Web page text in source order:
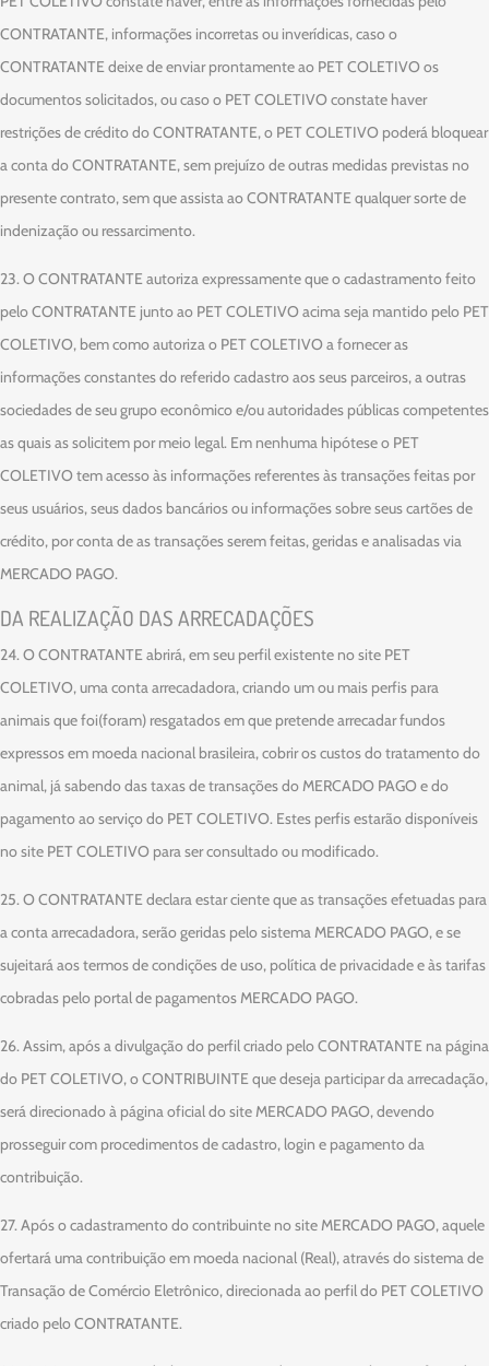
CONTRATANTE, informações incorretas ou inverídicas, caso o
CONTRATANTE deixe de enviar prontamente ao PET COLETIVO os
documentos solicitados, ou caso o PET COLETIVO constate haver
restrições de crédito do CONTRATANTE, o PET COLETIVO poderá bloquear
a conta do CONTRATANTE, sem prejuízo de outras medidas previstas no
presente contrato, sem que assista ao CONTRATANTE qualquer sorte de
indenização ou ressarcimento.
23. O CONTRATANTE autoriza expressamente que o cadastramento feito
pelo CONTRATANTE junto ao PET COLETIVO acima seja mantido pelo PET
COLETIVO, bem como autoriza o PET COLETIVO a fornecer as
informações constantes do referido cadastro aos seus parceiros, a outras
sociedades de seu grupo econômico e/ou autoridades públicas competentes
as quais as solicitem por meio legal. Em nenhuma hipótese o PET
COLETIVO tem acesso às informações referentes às transações feitas por
seus usuários, seus dados bancários ou informações sobre seus cartões de
crédito, por conta de as transações serem feitas, geridas e analisadas via
MERCADO PAGO.
DA REALIZAÇÃO DAS ARRECADAÇÕES
24. O CONTRATANTE abrirá, em seu perfil existente no site PET
COLETIVO, uma conta arrecadadora, criando um ou mais perfis para
animais que foi(foram) resgatados em que pretende arrecadar fundos
expressos em moeda nacional brasileira, cobrir os custos do tratamento do
animal, já sabendo das taxas de transações do MERCADO PAGO e do
pagamento ao serviço do PET COLETIVO. Estes perfis estarão disponíveis
no site PET COLETIVO para ser consultado ou modificado.
25. O CONTRATANTE declara estar ciente que as transações efetuadas para
a conta arrecadadora, serão geridas pelo sistema MERCADO PAGO, e se
sujeitará aos termos de condições de uso, política de privacidade e às tarifas
cobradas pelo portal de pagamentos MERCADO PAGO.
26. Assim, após a divulgação do perfil criado pelo CONTRATANTE na página
do PET COLETIVO, o CONTRIBUINTE que deseja participar da arrecadação,
será direcionado à página oficial do site MERCADO PAGO, devendo
prosseguir com procedimentos de cadastro, login e pagamento da
contribuição.
27. Após o cadastramento do contribuinte no site MERCADO PAGO, aquele
ofertará uma contribuição em moeda nacional (Real), através do sistema de
Transação de Comércio Eletrônico, direcionada ao perfil do PET COLETIVO
criado pelo CONTRATANTE.